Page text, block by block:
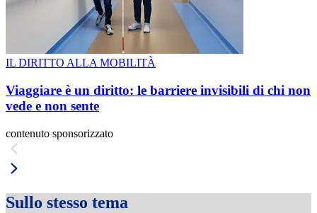
IL DIRITTO ALLA MOBILITÀ
Viaggiare è un diritto: le barriere invisibili di chi non
vede e non sente
contenuto sponsorizzato
Sullo stesso tema